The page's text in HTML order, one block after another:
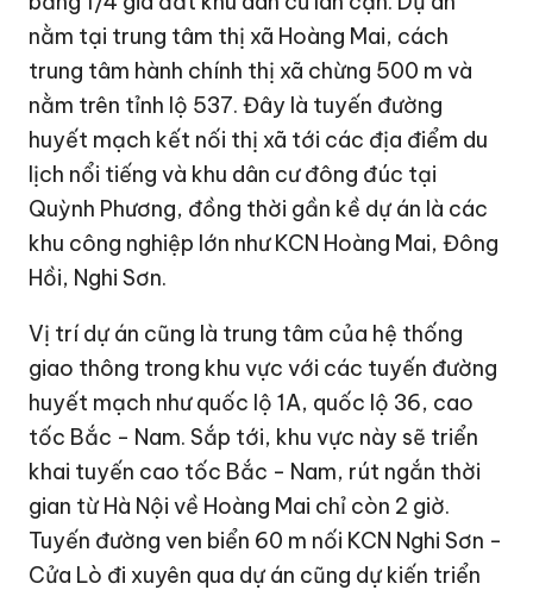
nằm tại trung tâm thị xã Hoàng Mai, cách
trung tâm hành chính thị xã chừng 500 m và
nằm trên tỉnh lộ 537. Đây là tuyến đường
huyết mạch kết nối thị xã tới các địa điểm du
lịch nổi tiếng và khu dân cư đông đúc tại
Quỳnh Phương, đồng thời gần kề dự án là các
khu công nghiệp lớn như KCN Hoàng Mai, Đông
Hồi, Nghi Sơn.
Vị trí dự án cũng là trung tâm của hệ thống
giao thông trong khu vực với các tuyến đường
huyết mạch như quốc lộ 1A, quốc lộ 36, cao
tốc Bắc - Nam. Sắp tới, khu vực này sẽ triển
khai tuyến cao tốc Bắc - Nam, rút ngắn thời
gian từ Hà Nội về Hoàng Mai chỉ còn 2 giờ.
Tuyến đường ven biển 60 m nối KCN Nghi Sơn -
Cửa Lò đi xuyên qua dự án cũng dự kiến triển